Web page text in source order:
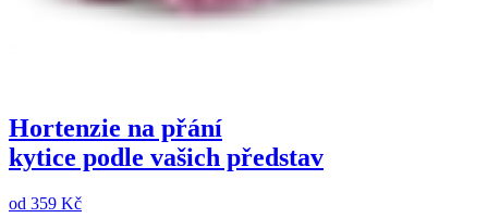
Hortenzie na přání
kytice podle vašich představ
od 359 Kč